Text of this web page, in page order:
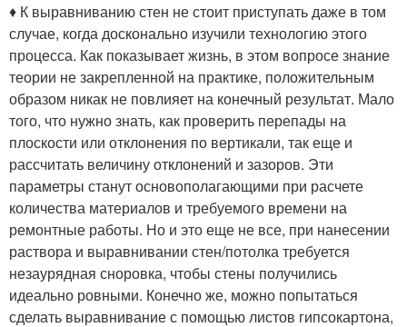
♦ К выравниванию стен не стоит приступать даже в том
случае, когда досконально изучили технологию этого
процесса. Как показывает жизнь, в этом вопросе знание
теории не закрепленной на практике, положительным
образом никак не повлияет на конечный результат. Мало
того, что нужно знать, как проверить перепады на
плоскости или отклонения по вертикали, так еще и
рассчитать величину отклонений и зазоров. Эти
параметры станут основополагающими при расчете
количества материалов и требуемого времени на
ремонтные работы. Но и это еще не все, при нанесении
раствора и выравнивании стен/потолка требуется
незаурядная сноровка, чтобы стены получились
идеально ровными. Конечно же, можно попытаться
сделать выравнивание с помощью листов гипсокартона,